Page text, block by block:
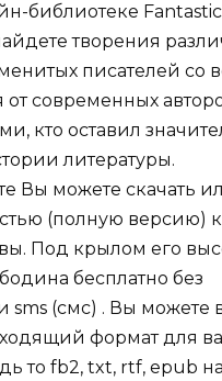
библиотеке
творения
писателей со
современных
кто оставил
литературы.
Вы можете скачать
(полную версию)
Под крылом его
бесплатно без
sms (смс) . Вы можете
формат для
то fb2, txt, rtf, epub